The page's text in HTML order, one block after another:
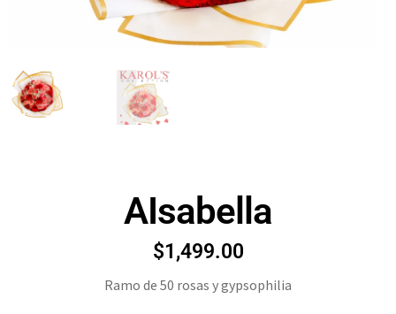
AIsabella
$1,499.00
Ramo de 50 rosas y gypsophilia